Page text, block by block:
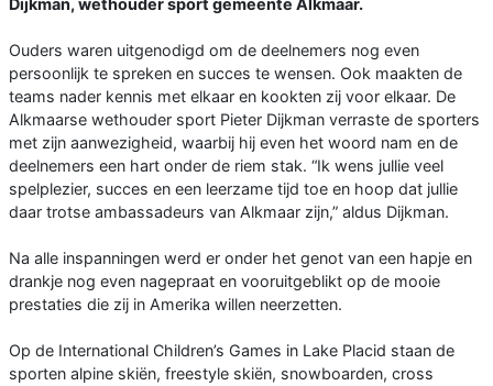
Dijkman, wethouder sport gemeente Alkmaar.
Ouders waren uitgenodigd om de deelnemers nog even
persoonlijk te spreken en succes te wensen. Ook maakten de
teams nader kennis met elkaar en kookten zij voor elkaar. De
Alkmaarse wethouder sport Pieter Dijkman verraste de sporters
met zijn aanwezigheid, waarbij hij even het woord nam en de
deelnemers een hart onder de riem stak. “Ik wens jullie veel
spelplezier, succes en een leerzame tijd toe en hoop dat jullie
daar trotse ambassadeurs van Alkmaar zijn,” aldus Dijkman.
Na alle inspanningen werd er onder het genot van een hapje en
drankje nog even nagepraat en vooruitgeblikt op de mooie
prestaties die zij in Amerika willen neerzetten.
Op de International Children’s Games in Lake Placid staan de
sporten alpine skiën, freestyle skiën, snowboarden, cross